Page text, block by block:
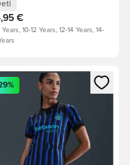
€
10-12 Years, 12-14 Years, 14-
ako člen
modál na prihlásenie